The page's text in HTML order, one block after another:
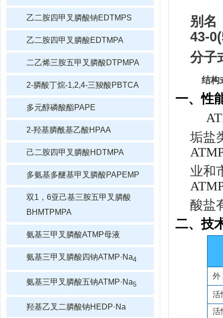
乙二胺四甲叉膦酸钠EDTMPS
乙二胺四甲叉膦酸EDTMPA
二乙烯三胺五甲叉膦酸DTPMPA
2-膦酸丁烷-1,2,4-三羧酸PBTCA
多元醇磷酸酯PAPE
2-羟基膦酰基乙酸HPAA
己二胺四甲叉膦酸HDTMPA
多氨基多醚基甲叉膦酸PAPEMP
双1，6亚己基三胺五甲叉膦酸
BHMTPMPA
氨基三甲叉膦酸ATMP母液
氨基三甲叉膦酸四钠ATMP·Na4
氨基三甲叉膦酸五钠ATMP·Na5
羟基乙叉二膦酸钠HEDP·Na
别名
43-
分
结构
一、性
垢盐
业和
酸盐
二、技
外
活
活